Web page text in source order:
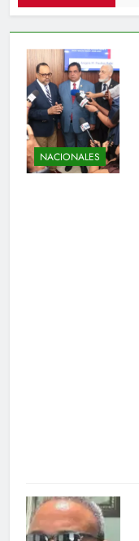
NACIONALES